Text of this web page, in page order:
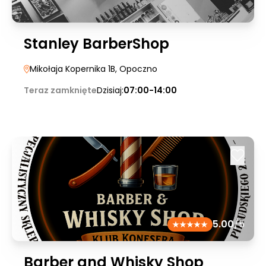
Stanley BarberShop
Mikołaja Kopernika 1B, Opoczno
Teraz zamknięteDzisiaj:07:00-14:00
5.00/5